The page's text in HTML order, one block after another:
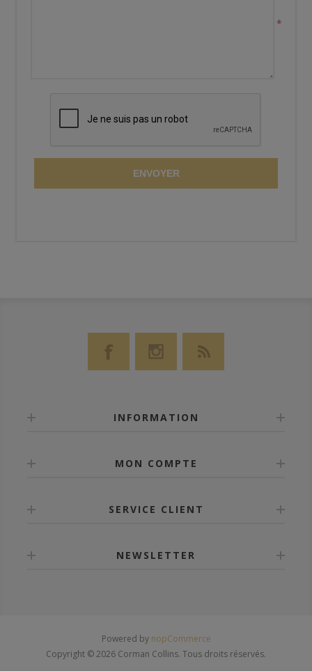
*
ENVOYER
INFORMATION
MON COMPTE
SERVICE CLIENT
NEWSLETTER
Powered by nopCommerce
Copyright © 2026 Corman Collins. Tous droits réservés.